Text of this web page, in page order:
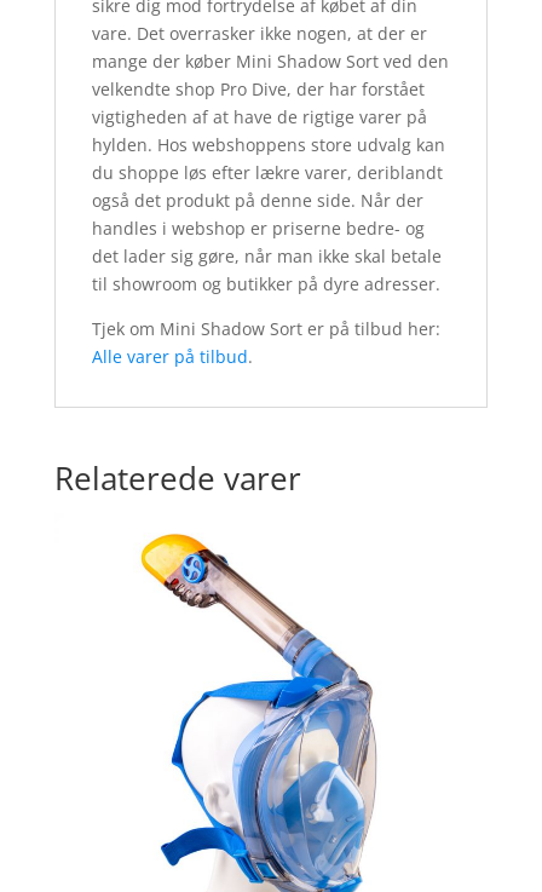
sikre dig mod fortrydelse af købet af din
vare. Det overrasker ikke nogen, at der er
mange der køber Mini Shadow Sort ved den
velkendte shop Pro Dive, der har forstået
vigtigheden af at have de rigtige varer på
hylden. Hos webshoppens store udvalg kan
du shoppe løs efter lækre varer, deriblandt
også det produkt på denne side. Når der
handles i webshop er priserne bedre- og
det lader sig gøre, når man ikke skal betale
til showroom og butikker på dyre adresser.
Tjek om Mini Shadow Sort er på tilbud her:
Alle varer på tilbud.
Relaterede varer